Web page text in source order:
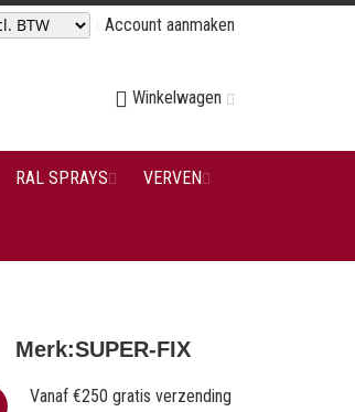
Account aanmaken
Winkelwagen
RAL SPRAYS VERVEN
Merk:SUPER-FIX
Vanaf €250 gratis verzending